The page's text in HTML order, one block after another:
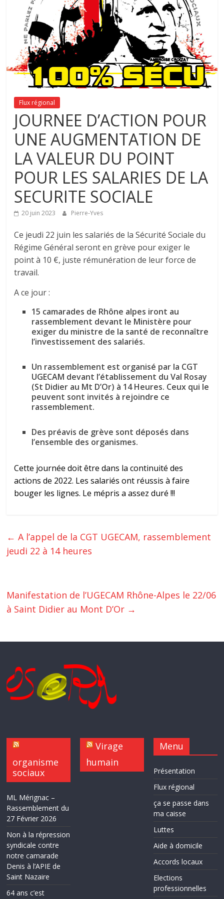
Flux régional
JOURNEE D’ACTION POUR
UNE AUGMENTATION DE
LA VALEUR DU POINT
POUR LES SALARIES DE LA
SECURITE SOCIALE
20 juin 2023 Pierre-Yves
Ce jeudi 22 juin les salariés de la Sécurité Sociale du
Régime Général seront en grève pour exiger le
point à 10 €, juste rémunération de leur force de
travail.
A ce jour :
15 camarades de Rhône alpes iront au
rassemblement devant le Ministère pour
exiger du ministre de la santé de reconnaître
l’investissement des salariés.
Un rassemblement est organisé par la CGT
UGECAM devant l’établissement du Val Rosay
(St Didier au Mt D’Or) à 14 Heures. Ceux qui le
peuvent sont invités à rejoindre ce
rassemblement.
Des préavis de grève sont déposés dans
l’ensemble des organismes.
Cette journée doit être dans la continuité des
actions de 2022. Les salariés ont réussis à faire
bouger les lignes. Le mépris a assez duré !!!
← A l’appel de la CGT UGECAM, rassemblement
jeudi 22 à 14 heures
Manifestation de l’UGECAM Rhône-Alpes le 22/06
à Saint Didier au Mont D’Or →
organisme
sociaux
ML Mérignac –
Rassemblement du
27 Février 2026
Non à la répression
syndicale contre
notre camarade
Denis à l’APIE de
Saint Nazaire
64 ans c’est
Virage
humain
Menu
Présentation
Flux régional
ça se passe dans
ma caisse
Luttes
Aide à domicile
Accords locaux
Elections
professionnelles